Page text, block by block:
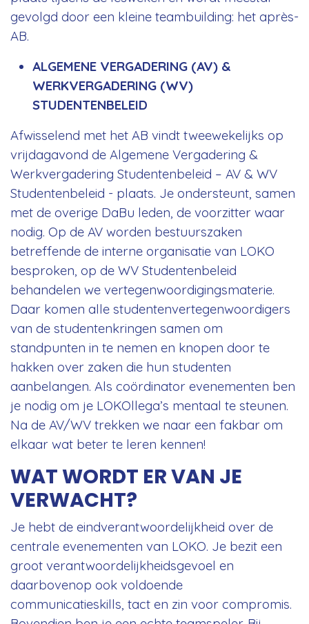
gevolgd door een kleine teambuilding: het après-
AB.
ALGEMENE VERGADERING (AV) &
WERKVERGADERING (WV)
STUDENTENBELEID
Afwisselend met het AB vindt tweewekelijks op
vrijdagavond de Algemene Vergadering &
Werkvergadering Studentenbeleid – AV & WV
Studentenbeleid - plaats. Je ondersteunt, samen
met de overige DaBu leden, de voorzitter waar
nodig. Op de AV worden bestuurszaken
betreffende de interne organisatie van LOKO
besproken, op de WV Studentenbeleid
behandelen we vertegenwoordigingsmaterie.
Daar komen alle studentenvertegenwoordigers
van de studentenkringen samen om
standpunten in te nemen en knopen door te
hakken over zaken die hun studenten
aanbelangen. Als coördinator evenementen ben
je nodig om je LOKOllega’s mentaal te steunen.
Na de AV/WV trekken we naar een fakbar om
elkaar wat beter te leren kennen!
WAT WORDT ER VAN JE
VERWACHT?
Je hebt de eindverantwoordelijkheid over de
centrale evenementen van LOKO. Je bezit een
groot verantwoordelijkheidsgevoel en
daarbovenop ook voldoende
communicatieskills, tact en zin voor compromis.